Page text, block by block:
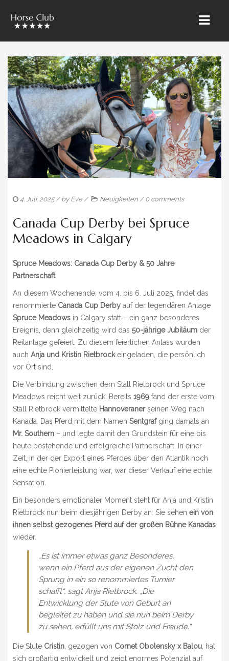
» STARTSEITE
» ÜBER UNS
» RIETBROCK PFERDE
» UNSER TEAM
» VERKAUF & VERMARKTUNG
» AUSBILDUNG & LEHRGÄNGE
» NEUIGKEITEN
» SHOP
4. Juli. 2025/ by Eve / Neuigkeiten /0 comments
Canada Cup Derby bei Spruce
Meadows in Calgary
Spruce Meadows: Canada Cup Derby & 50 Jahre
Partnerschaft
An diesem Wochenende, vom 4. bis 6. Juli 2025, findet das
renommierte Canada Cup Derby auf der legendären Anlage
Spruce Meadows in Calgary statt – ein ganz besonderes
Ereignis, denn gleichzeitig wird das 50-jährige Jubiläum der
Reitanlage gefeiert. Zu diesem feierlichen Anlass wurden
auch Anja und Kristin Rietbrockeingeladen, die persönlich
vor Ort sind.
Die Verbindung zwischen dem Stall Rietbrock und Spruce
Meadows reicht weit zurück: Bereits 1969 fand der erste vom
Stall Rietbrock vermittelte Hannoveranerseinen Weg nach
Kanada. Das Pferd mit dem Namen Sentgrafging damals an
Mr. Southern – und legte damit den Grundstein für eine bis
heute bestehende und erfolgreiche Partnerschaft. In einer
Zeit, in der der Export eines Pferdes über den Atlantik noch
eine echte Pionierleistung war, war dieser Verkauf eine echte
Sensation.
Ein besonders emotionaler Moment steht für Anja und Kristin
Rietbrock nun beim diesjährigen Derby an: Sie sehen ein von
ihnen selbst gezogenes Pferd auf der großen Bühne Kanadas
wieder.
„Es ist immer etwas ganz Besonderes,
wenn ein Pferd aus der eigenen Zucht den
Sprung in ein so renommiertes Turnier
schafft“, sagt Anja Rietbrock. „Die
Entwicklung der Stute von Geburt an
begleitet zu haben und sie nun beim Derby
zu sehen, erfüllt uns mit Stolz und Freude.“
Die Stute Cristin , gezogen von Cornet Obolensky x Balou , hat
sich großartig entwickelt und zeigt enormes Potenzial auf